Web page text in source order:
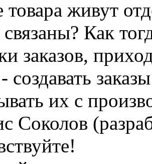
товара живут
Как
заказов,
создавать
их с
Соколов